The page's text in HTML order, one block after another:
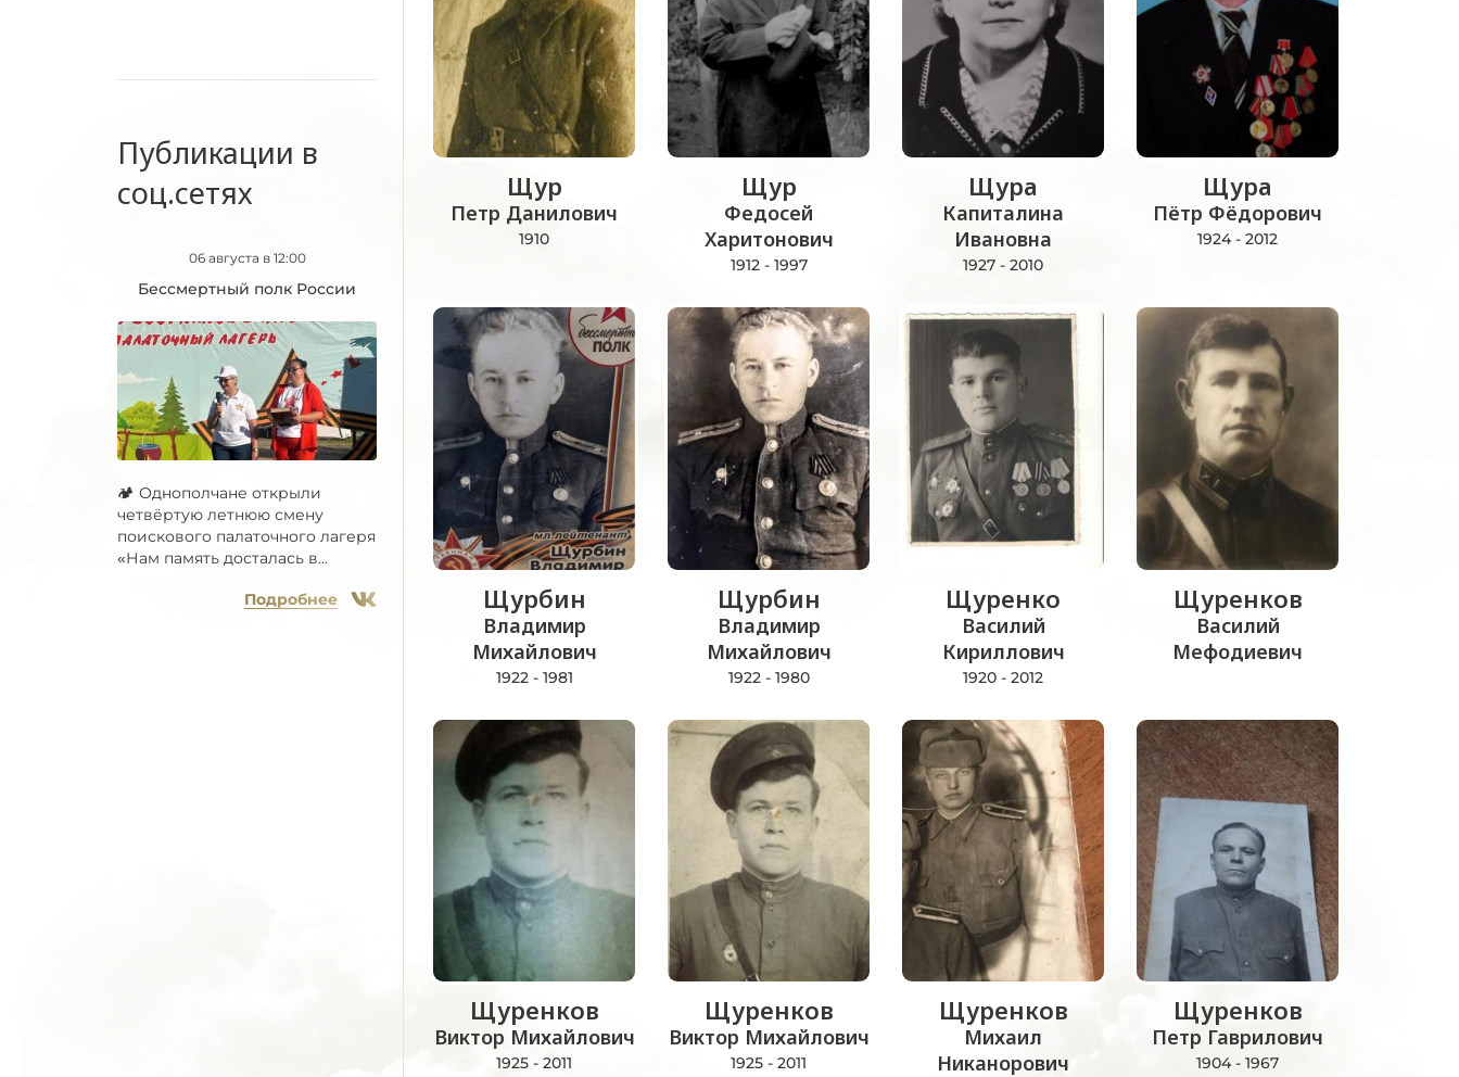
Публикации в
соц.сетях
06 августа в 12:00
Бессмертный полк России
🏕 Однополчане открыли
четвёртую летнюю смену
поискового палаточного лагеря
«Нам память досталась в...
Подробнее
Щур
Петр Данилович
1910
Щур
Федосей
Харитонович
1912 - 1997
Щура
Капиталина
Ивановна
1927 - 2010
Щура
Пётр Фёдорович
1924 - 2012
Щурбин
Владимир
Михайлович
1922 - 1981
Щурбин
Владимир
Михайлович
1922 - 1980
Щуренко
Василий
Кириллович
1920 - 2012
Щуренков
Василий
Мефодиевич
Щуренков
Виктор Михайлович
1925 - 2011
Щуренков
Виктор Михайлович
1925 - 2011
Щуренков
Михаил
Никанорович
Щуренков
Петр Гаврилович
1904 - 1967